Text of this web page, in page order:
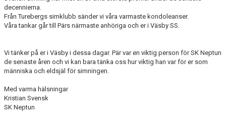
decennierna.
Från Turebergs simklubb sänder vi våra varmaste kondoleanser.
Våra tankar går till Pärs närmaste anhöriga och er i Väsby SS.
Vi tänker på er i Väsby i dessa dagar. Pär var en viktig person för SK Neptun
de senaste åren och vi kan bara tänka oss hur viktig han var för er som
människa och eldsjäl för simningen.
Med varma hälsningar
Kristian Svensk
SK Neptun